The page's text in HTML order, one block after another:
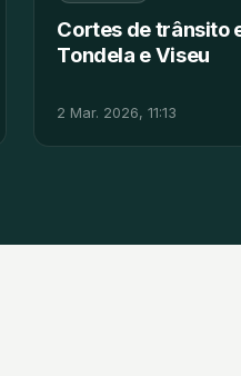
Cortes de trânsito
Tondela e Viseu
2 Mar. 2026, 11:13